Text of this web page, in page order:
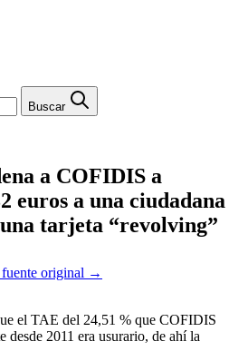
Buscar
a COFIDIS a
euros a una ciudadana
tarjeta “revolving”
original →
el TAE del 24,51 % que COFIDIS
desde 2011 era usurario, de ahí la